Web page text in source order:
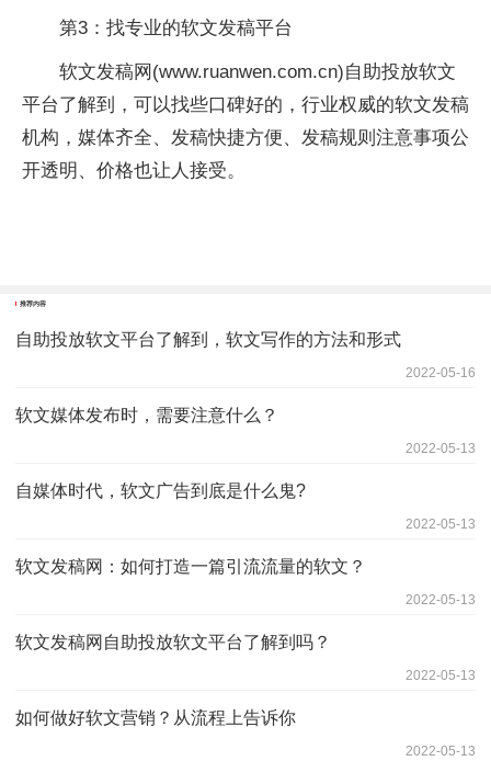
第3：找专业的软文发稿平台
软文发稿网(www.ruanwen.com.cn)自助投放软文
平台了解到，可以找些口碑好的，行业权威的软文发稿
机构，媒体齐全、发稿快捷方便、发稿规则注意事项公
开透明、价格也让人接受。
推荐内容
自助投放软文平台了解到，软文写作的方法和形式
2022-05-16
软文媒体发布时，需要注意什么？
2022-05-13
自媒体时代，软文广告到底是什么鬼?
2022-05-13
软文发稿网：如何打造一篇引流流量的软文？
2022-05-13
软文发稿网自助投放软文平台了解到吗？
2022-05-13
如何做好软文营销？从流程上告诉你
2022-05-13